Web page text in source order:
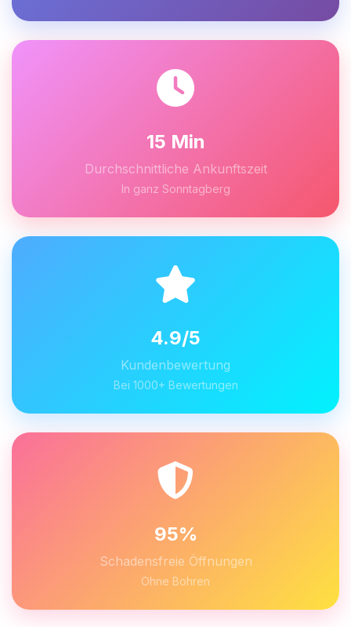
15 Min
Durchschnittliche Ankunftszeit
In ganz Sonntagberg
4.9/5
Kundenbewertung
Bei 1000+ Bewertungen
95%
Schadensfreie Öffnungen
Ohne Bohren